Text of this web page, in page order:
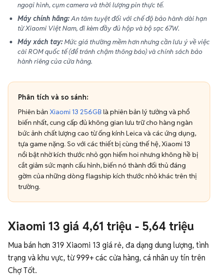
ngoại hình, cụm camera và thời lượng pin thực tế.
Máy chính hãng:An tâm tuyệt đối với chế độ bảo hành dài hạn
từ Xiaomi Việt Nam, đi kèm đầy đủ hộp và bộ sạc 67W.
Máy xách tay:Mức giá thường mềm hơn nhưng cần lưu ý về việc
cài ROM quốc tế (để tránh chậm thông báo) và chính sách bảo
hành riêng của cửa hàng.
Phân tích và so sánh:
Phiên bản Xiaomi 13 256GB là phiên bản lý tưởng và phổ
biến nhất, cung cấp đủ không gian lưu trữ cho hàng ngàn
bức ảnh chất lượng cao từ ống kính Leica và các ứng dụng,
tựa game nặng. So với các thiết bị cùng thế hệ, Xiaomi 13
nổi bật nhờ kích thước nhỏ gọn hiếm hoi nhưng không hề bị
cắt giảm sức mạnh cấu hình, biến nó thành đối thủ đáng
gờm của những dòng flagship kích thước nhỏ khác trên thị
trường.
Xiaomi 13 giá 4,61 triệu - 5,64 triệu
Mua bán hơn 319 Xiaomi 13 giá rẻ, đa dạng dung lượng, tình
trạng và khu vực, từ 999+ các cửa hàng, cá nhân uy tín trên
Chợ Tốt.